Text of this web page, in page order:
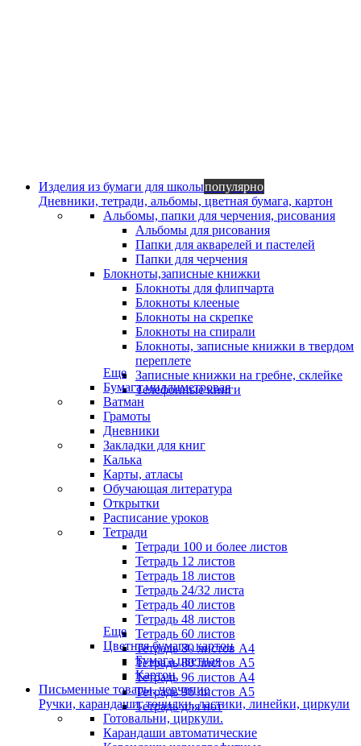
Изделия из бумаги для школыпопулярно
Дневники, тетради, альбомы, цветная бумага, картон
Альбомы, папки для черчения, рисования
Альбомы для рисования
Папки для акварелей и пастелей
Папки для черчения
Блокноты,записные книжки
Блокноты для флипчарта
Блокноты клееные
Блокноты на скрепке
Блокноты на спирали
Блокноты, записные книжки в твердом
переплете
Записные книжки на гребне, склейке
Телефонные книги
Еще
Бумага миллиметровая
Ватман
Грамоты
Дневники
Закладки для книг
Калька
Карты, атласы
Обучающая литература
Открытки
Расписание уроков
Тетради
Тетради 100 и более листов
Тетрадь 12 листов
Тетрадь 18 листов
Тетрадь 24/32 листа
Тетрадь 40 листов
Тетрадь 48 листов
Тетрадь 60 листов
Тетрадь 80 листов А4
Тетрадь 80 листов А5
Тетрадь 96 листов А4
Тетрадь 96 листов А5
Тетрадь для нот
Еще
Цветная бумага, картон
Бумага цветная
Картон
Письменные товары, черчение
Ручки, карандаши, точилки, ластики, линейки, циркули
Готовальни, циркули.
Карандаши автоматические